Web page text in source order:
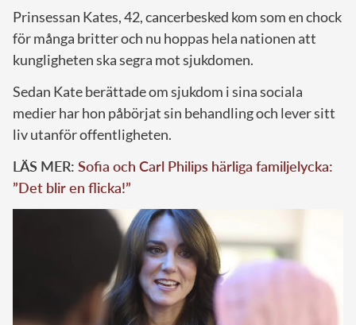
Prinsessan Kates, 42, cancerbesked kom som en chock
för många britter och nu hoppas hela nationen att
kungligheten ska segra mot sjukdomen.
Sedan Kate berättade om sjukdom i sina sociala
medier har hon påbörjat sin behandling och lever sitt
liv utanför offentligheten.
LÄS MER: Sofia och Carl Philips härliga familjelycka:
”Det blir en flicka!”